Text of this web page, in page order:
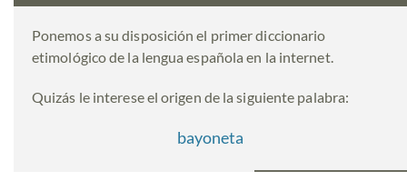
Ponemos a su disposición el primer diccionario
etimológico de la lengua española en la internet.
Quizás le interese el origen de la siguiente palabra:
bayoneta